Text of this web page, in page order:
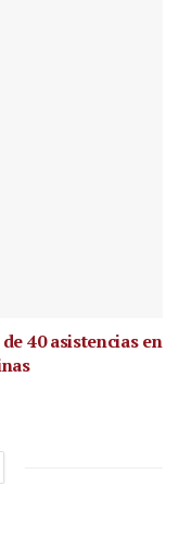
40 asistencias en